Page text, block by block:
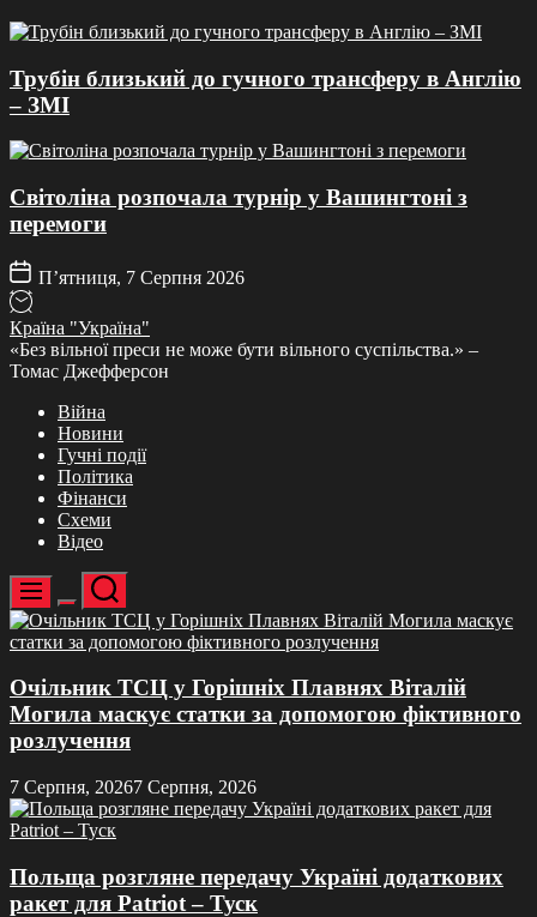
Трубін близький до гучного трансферу в Англію
– ЗМІ
Світоліна розпочала турнір у Вашингтоні з
перемоги
П’ятниця, 7 Серпня 2026
Країна "Україна"
«Без вільної преси не може бути вільного суспільства.» –
Томас Джефферсон
Війна
Новини
Гучні події
Політика
Фінанси
Схеми
Відео
Меню
Перемикач
кольорового
режиму
Пошук
Очільник ТСЦ у Горішніх Плавнях Віталій
Могила маскує статки за допомогою фіктивного
розлучення
7 Серпня, 20267 Серпня, 2026
Польща розгляне передачу Україні додаткових
ракет для Patriot – Туск